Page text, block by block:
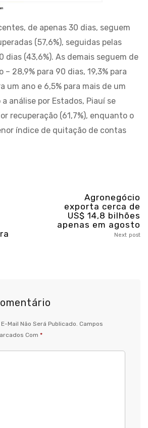
de apenas 30 dias, seguem
(57,6%), seguidas pelas
dias (43,6%). As demais seguem de
– 28,9% para 90 dias, 19,3% para
um ano e 6,5% para mais de um
análise por Estados, Piauí se
recuperação (61,7%), enquanto o
índice de quitação de contas
Agronegócio
exporta cerca de
US$ 14,8 bilhões
apenas em agosto
Next post
Mail Não Será Publicado. Campos
Com *